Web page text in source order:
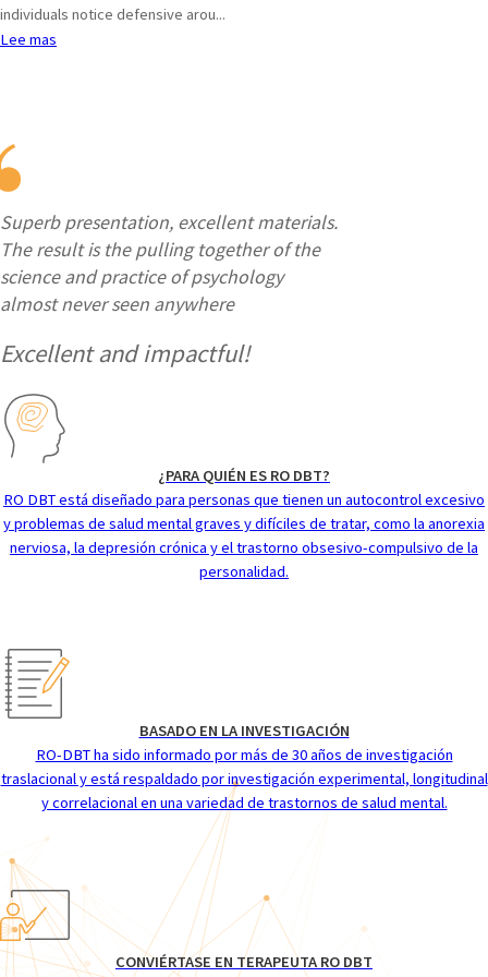
individuals notice defensive arou...
Lee mas
Superb presentation, excellent materials.
The result is the pulling together of the
science and practice of psychology
almost never seen anywhere
Excellent and impactful!
¿PARA QUIÉN ES RO DBT?
RO DBT está diseñado para personas que tienen un autocontrol excesivo
y problemas de salud mental graves y difíciles de tratar, como la anorexia
nerviosa, la depresión crónica y el trastorno obsesivo-compulsivo de la
personalidad.
BASADO EN LA INVESTIGACIÓN
RO-DBT ha sido informado por más de 30 años de investigación
traslacional y está respaldado por investigación experimental, longitudinal
y correlacional en una variedad de trastornos de salud mental.
CONVIÉRTASE EN TERAPEUTA RO DBT